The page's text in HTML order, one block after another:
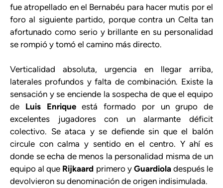
fue atropellado en el Bernabéu para hacer mutis por el
foro al siguiente partido, porque contra un Celta tan
afortunado como serio y brillante en su personalidad
se rompió y tomó el camino más directo.
Verticalidad absoluta, urgencia en llegar arriba,
laterales profundos y falta de combinación. Existe la
sensación y se enciende la sospecha de que el equipo
de Luis Enriqueestá formado por un grupo de
excelentes jugadores con un alarmante déficit
colectivo. Se ataca y se defiende sin que el balón
circule con calma y sentido en el centro. Y ahí es
donde se echa de menos la personalidad misma de un
equipo al que Rijkaard primero y Guardioladespués le
devolvieron su denominación de origen indisimulada.